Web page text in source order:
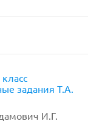
задания Т.А.
И.Г.